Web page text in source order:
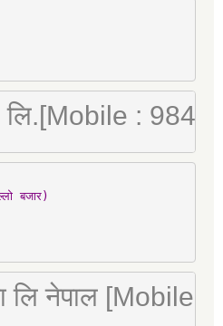
लि.[Mobile :
बजार)
लि नेपाल [Mobile